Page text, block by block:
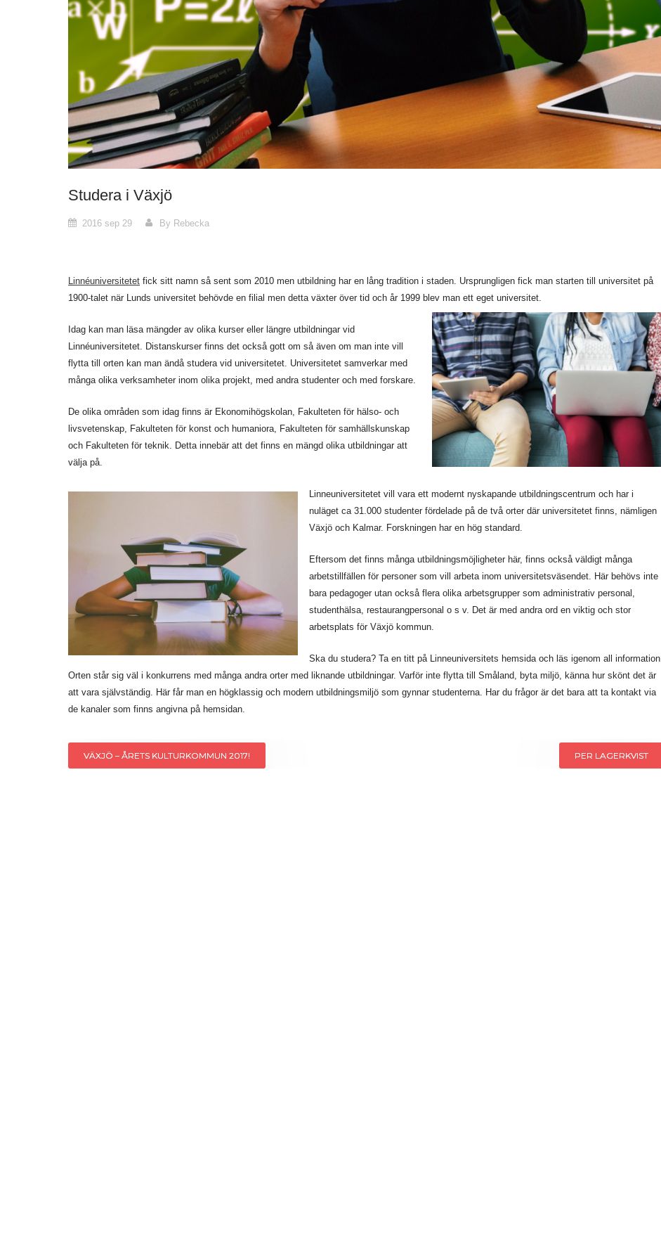
Studera i Växjö
2016 sep 29 By Rebecka
Linnéuniversitetet fick sitt namn så sent som 2010 men utbildning har en lång tradition i staden. Ursprungligen fick man starten till universitet på
1900-talet när Lunds universitet behövde en filial men detta växter över tid och år 1999 blev man ett eget universitet.
Idag kan man läsa mängder av olika kurser eller längre utbildningar vid
Linnéuniversitetet. Distanskurser finns det också gott om så även om man inte vill
flytta till orten kan man ändå studera vid universitetet. Universitetet samverkar med
många olika verksamheter inom olika projekt, med andra studenter och med forskare.
De olika områden som idag finns är Ekonomihögskolan, Fakulteten för hälso- och
livsvetenskap, Fakulteten för konst och humaniora, Fakulteten för samhällskunskap
och Fakulteten för teknik. Detta innebär att det finns en mängd olika utbildningar att
välja på.
Linneuniversitetet vill vara ett modernt nyskapande utbildningscentrum och har i
nuläget ca 31.000 studenter fördelade på de två orter där universitetet finns, nämligen
Växjö och Kalmar. Forskningen har en hög standard.
Eftersom det finns många utbildningsmöjligheter här, finns också väldigt många
arbetstillfällen för personer som vill arbeta inom universitetsväsendet. Här behövs inte
bara pedagoger utan också flera olika arbetsgrupper som administrativ personal,
studenthälsa, restaurangpersonal o s v. Det är med andra ord en viktig och stor
arbetsplats för Växjö kommun.
Ska du studera? Ta en titt på Linneuniversitets hemsida och läs igenom all information.
Orten står sig väl i konkurrens med många andra orter med liknande utbildningar. Varför inte flytta till Småland, byta miljö, känna hur skönt det är
att vara självständig. Här får man en högklassig och modern utbildningsmiljö som gynnar studenterna. Har du frågor är det bara att ta kontakt via
de kanaler som finns angivna på hemsidan.
Inläggsnavigering
VÄXJÖ – ÅRETS KULTURKOMMUN 2017! PER LAGERKVIST